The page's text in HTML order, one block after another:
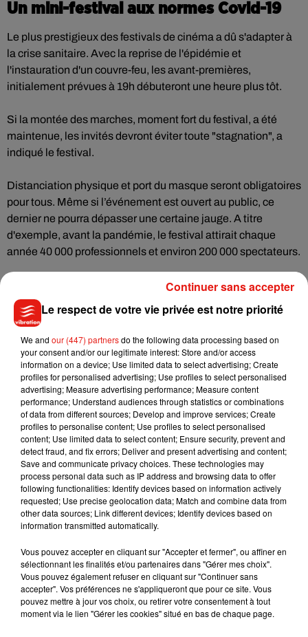
Un mini-festival aux normes Covid-19
Le plus prestigieux des festivals de cinéma a dû s'adapter à
la crise sanitaire. Avec la reprise de l'épidémie et
l'instauration d'un couvre-feu, les avant-premières,
initialement prévues à 19h débuteront une heure plus tôt.
Si la montée des marches, moment fort du festival, a été
maintenue, les invités devront éviter toute "stagnation", a
indiqué le festival.
Distanciation physique et port du masque seront obligatoires
pour tous. Même si l’événement est ouvert au public, ce
dernier ne pourra dépasser une certaine jauge. A titre
d'exemple, avant la pandémie, le festival attirait chaque
année 40 000 professionnels et environ 200 000 spectateurs.
Et un mini-palmarès...
L'édition qui devait se tenir au printemps avait choisi
l'Américain Spike Lee comme président du jury. Le mini-
festival d'automne sera lui franco-français. Aucune grande
star américaine n'a pu faire le déplacement.
Le Festival décernera toutefois la Palme d'or du meilleur
court-métrage. Dans le jury notamment, la réalisatrice Claire
Burger, l’actrice Céline Sallette ou encore le réalisateur
franco-algérien Rachid Bouchareb.
Plus qu'un festival, Cannes est une vitrine essentielle pour
les films français comme étrangers et une plateforme à
récompenses. Alors que l'industrie est en plein marasme,
beaucoup espèrent que la tenue de cette mini-édition
convaincra les producteurs de ne pas reporter la sortie en
salles de leurs films.
(Avec AFP)
Le respect de votre vie privée est notre priorité
We and our (447) partnersdo the following data processing based on
your consent and/or our legitimate interest: Store and/or access
information on a device; Use limited data to select advertising; Create
profiles for personalised advertising; Use profiles to select personalised
advertising; Measure advertising performance; Measure content
performance; Understand audiences through statistics or combinations
of data from different sources; Develop and improve services; Create
profiles to personalise content; Use profiles to select personalised
content; Use limited data to select content; Ensure security, prevent and
detect fraud, and fix errors; Deliver and present advertising and content;
Save and communicate privacy choices. These technologies may
process personal data such as IP address and browsing data to offer
following functionalities: Identify devices based on information actively
requested; Use precise geolocation data; Match and combine data from
other data sources; Link different devices; Identify devices based on
information transmitted automatically.
Vous pouvez accepter en cliquant sur "Accepter et fermer", ou affiner en
sélectionnant les finalités et/ou partenaires dans "Gérer mes choix".
Vous pouvez également refuser en cliquant sur "Continuer sans
accepter". Vos préférences ne s'appliqueront que pour ce site. Vous
pouvez mettre à jour vos choix, ou retirer votre consentement à tout
moment via le lien "Gérer les cookies" situé en bas de chaque page.
Continuer sans accepter